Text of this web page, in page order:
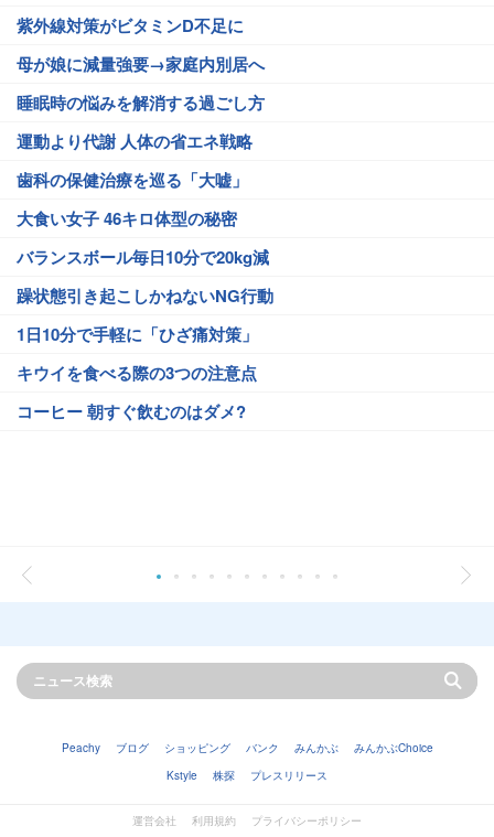
紫外線対策がビタミンD不足に
母が娘に減量強要→家庭内別居へ
睡眠時の悩みを解消する過ごし方
運動より代謝 人体の省エネ戦略
歯科の保健治療を巡る「大嘘」
大食い女子 46キロ体型の秘密
バランスボール毎日10分で20kg減
躁状態引き起こしかねないNG行動
1日10分で手軽に「ひざ痛対策」
キウイを食べる際の3つの注意点
コーヒー 朝すぐ飲むのはダメ?
Peachy ブログ ショッピング バンク みんかぶ
みんかぶChoice
Kstyle
株探 プレスリリース
運営会社 利用規約 プライバシーポリシー